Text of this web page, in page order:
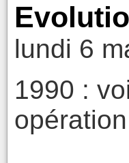
lundi 6
1990 :